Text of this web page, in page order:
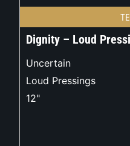
Dignity – Loud
Uncertain
Loud Pressings
12"